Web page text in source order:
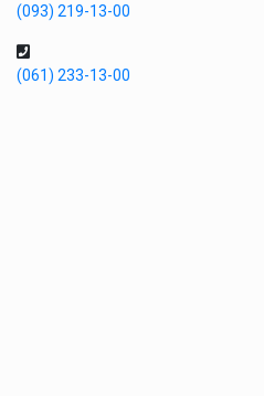
(093) 219-13-00
(061) 233-13-00